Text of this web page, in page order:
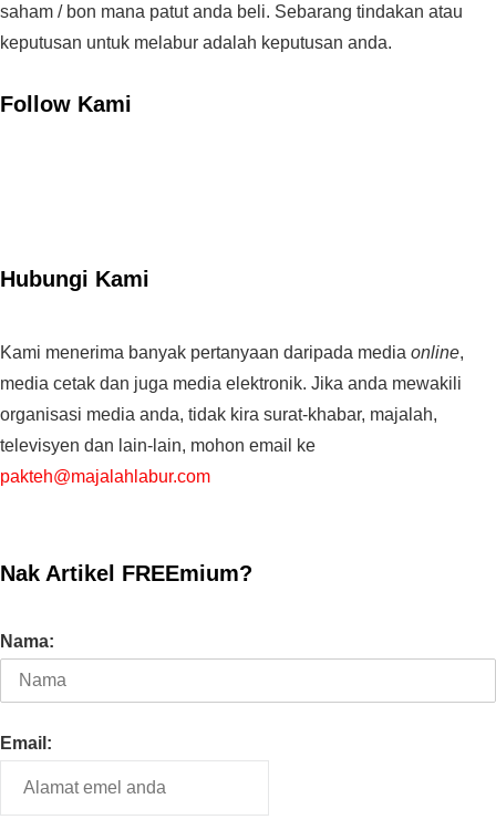
saham / bon mana patut anda beli. Sebarang tindakan atau
keputusan untuk melabur adalah keputusan anda.
Follow Kami
Hubungi Kami
Kami menerima banyak pertanyaan daripada media online,
media cetak dan juga media elektronik. Jika anda mewakili
organisasi media anda, tidak kira surat-khabar, majalah,
televisyen dan lain-lain, mohon email ke
pakteh@majalahlabur.com
Nak Artikel FREEmium?
Nama:
Email: